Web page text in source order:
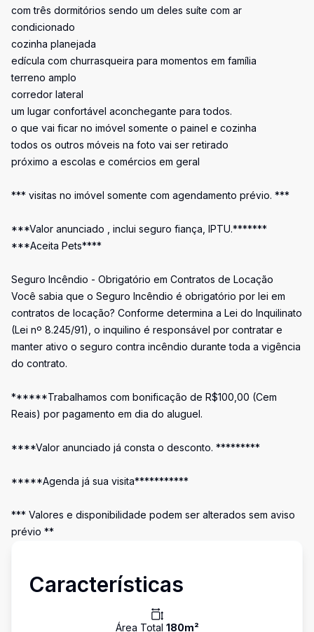
com três dormitórios sendo um deles suíte com ar
condicionado
cozinha planejada
edícula com churrasqueira para momentos em família
terreno amplo
corredor lateral
um lugar confortável aconchegante para todos.
o que vai ficar no imóvel somente o painel e cozinha
todos os outros móveis na foto vai ser retirado
próximo a escolas e comércios em geral
*** visitas no imóvel somente com agendamento prévio. ***
***Valor anunciado , inclui seguro fiança, IPTU.*******
***Aceita Pets****
Seguro Incêndio - Obrigatório em Contratos de Locação
Você sabia que o Seguro Incêndio é obrigatório por lei em
contratos de locação? Conforme determina a Lei do Inquilinato
(Lei nº 8.245/91), o inquilino é responsável por contratar e
manter ativo o seguro contra incêndio durante toda a vigência
do contrato.
******Trabalhamos com bonificação de R$100,00 (Cem
Reais) por pagamento em dia do aluguel.
****Valor anunciado já consta o desconto. *********
*****Agenda já sua visita***********
*** Valores e disponibilidade podem ser alterados sem aviso
prévio **
Características
Área Total 180m²